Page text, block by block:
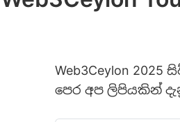
Web3Ceylon
පෙර අප ලිපියකින්